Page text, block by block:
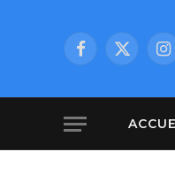
Facebook
X